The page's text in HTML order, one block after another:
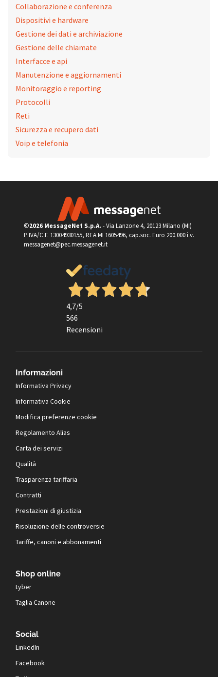
Collaborazione e conferenza
Dispositivi e hardware
Gestione dei dati e archiviazione
Gestione delle chiamate
Interfacce e api
Manutenzione e aggiornamenti
Monitoraggio e reporting
Protocolli
Reti
Sicurezza e recupero dati
Voip e telefonia
©2026 MessageNet S.p.A. - Via Lanzone 4, 20123 Milano (MI)
P.IVA/C.F. 13004930155, REA MI 1605496, cap.soc. Euro 200.000 i.v.
messagenet@pec.messagenet.it
4,7/5
566
Recensioni
Informazioni
Informativa Privacy
Informativa Cookie
Modifica preferenze cookie
Regolamento Alias
Carta dei servizi
Qualità
Trasparenza tariffaria
Contratti
Prestazioni di giustizia
Risoluzione delle controversie
Tariffe, canoni e abbonamenti
Shop online
Lyber
Taglia Canone
Social
LinkedIn
Facebook